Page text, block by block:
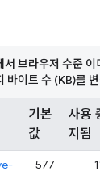
기본
값
사용
지됨
577
브라우저 수준 이
바이트 수 (KB)를